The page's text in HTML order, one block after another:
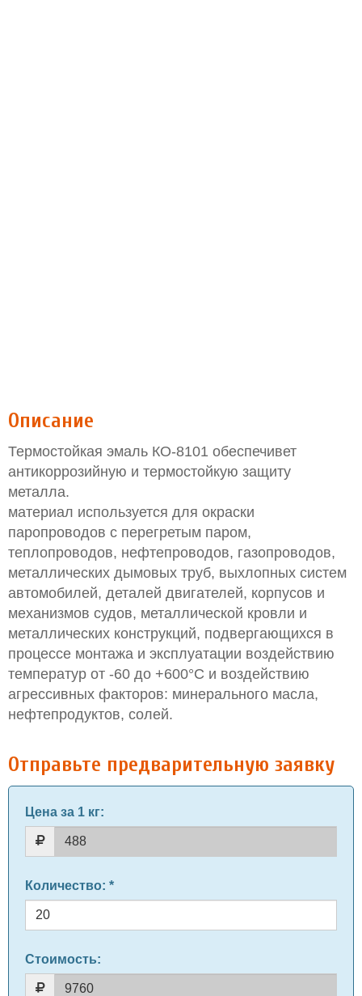
Описание
Термостойкая эмаль КО-8101 обеспечивет
антикоррозийную и термостойкую защиту
металла.
материал используется для окраски
паропроводов с перегретым паром,
теплопроводов, нефтепроводов, газопроводов,
металлических дымовых труб, выхлопных систем
автомобилей, деталей двигателей, корпусов и
механизмов судов, металлической кровли и
металлических конструкций, подвергающихся в
процессе монтажа и эксплуатации воздействию
температур от -60 до +600°С и воздействию
агрессивных факторов: минерального масла,
нефтепродуктов, солей.
Отправьте предварительную заявку
Цена за 1 кг:
Количество: *
Стоимость: